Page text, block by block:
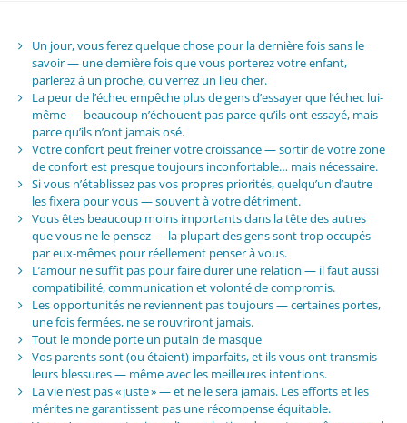
Un jour, vous ferez quelque chose pour la dernière fois sans le
savoir — une dernière fois que vous porterez votre enfant,
parlerez à un proche, ou verrez un lieu cher.
La peur de l’échec empêche plus de gens d’essayer que l’échec lui-
même — beaucoup n’échouent pas parce qu’ils ont essayé, mais
parce qu’ils n’ont jamais osé.
Votre confort peut freiner votre croissance — sortir de votre zone
de confort est presque toujours inconfortable… mais nécessaire.
Si vous n’établissez pas vos propres priorités, quelqu’un d’autre
les fixera pour vous — souvent à votre détriment.
Vous êtes beaucoup moins importants dans la tête des autres
que vous ne le pensez — la plupart des gens sont trop occupés
par eux-mêmes pour réellement penser à vous.
L’amour ne suffit pas pour faire durer une relation — il faut aussi
compatibilité, communication et volonté de compromis.
Les opportunités ne reviennent pas toujours — certaines portes,
une fois fermées, ne se rouvriront jamais.
Tout le monde porte un putain de masque
Vos parents sont (ou étaient) imparfaits, et ils vous ont transmis
leurs blessures — même avec les meilleures intentions.
La vie n’est pas « juste » — et ne le sera jamais. Les efforts et les
mérites ne garantissent pas une récompense équitable.